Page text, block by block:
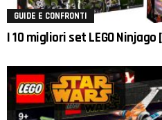
GUIDE E CONFRONTI
I 10 migliori set LEGO